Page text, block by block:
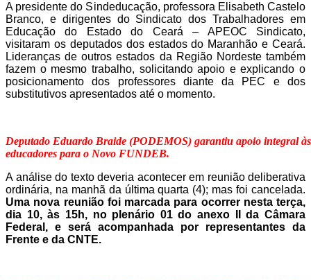
A presidente do Sindeducação, professora Elisabeth Castelo
Branco, e dirigentes do Sindicato dos Trabalhadores em
Educação do Estado do Ceará – APEOC Sindicato,
visitaram os deputados dos estados do Maranhão e Ceará.
Lideranças de outros estados da Região Nordeste também
fazem o mesmo trabalho, solicitando apoio e explicando o
posicionamento dos professores diante da PEC e dos
substitutivos apresentados até o momento.
Deputado Eduardo Braide (PODEMOS) garantiu apoio integral às
educadores para o Novo FUNDEB.
A análise do texto deveria acontecer em reunião deliberativa
ordinária, na manhã da última quarta (4); mas foi cancelada.
Uma nova reunião foi marcada para ocorrer nesta terça,
dia 10, às 15h, no plenário 01 do anexo II da Câmara
Federal, e será acompanhada por representantes da
Frente e da CNTE.